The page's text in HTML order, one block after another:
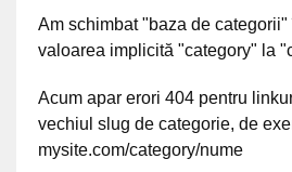
Am schimbat "baza de
valoarea implicită "category" la
Acum apar erori 404 pentru
vechiul slug de categorie, de
mysite.com/category/nume